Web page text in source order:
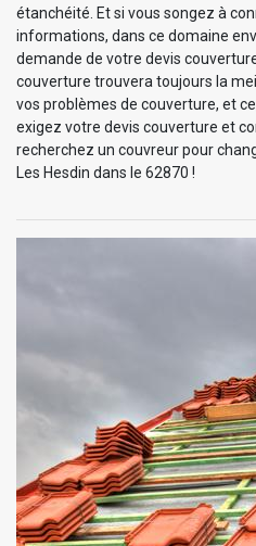
étanchéité. Et si vous songez à
informations, dans ce domaine
demande de votre devis
couverture trouvera toujours la
vos problèmes de couverture, et
exigez votre devis couverture et
recherchez un couvreur pour
Les Hesdin dans le 62870 !